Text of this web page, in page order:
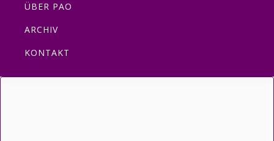
ÜBER PAO
ARCHIV
KONTAKT